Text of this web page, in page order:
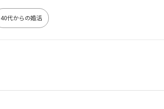
40代からの婚活